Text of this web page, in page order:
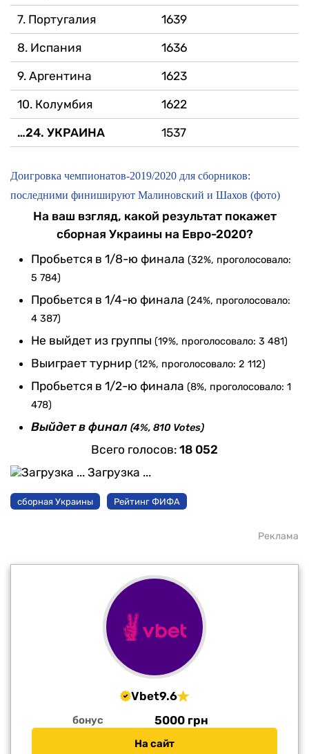
7. Португалия 1639
8. Испания 1636
9. Аргентина 1623
10. Колумбия 1622
…24. УКРАИНА 1537
Доигровка чемпионатов-2019/2020 для сборников:
последними финишируют Малиновский и Шахов (фото)
На ваш взгляд, какой результат покажет
сборная Украины на Евро-2020?
Пробьется в 1/8-ю финала (32%, проголосовало:
5 784)
Пробьется в 1/4-ю финала (24%, проголосовало:
4 387)
Не выйдет из группы (19%, проголосовало: 3 481)
Выиграет турнир (12%, проголосовало: 2 112)
Пробьется в 1/2-ю финала (8%, проголосовало: 1
478)
Выйдет в финал (4%, 810 Votes)
Всего голосов: 18 052
Загрузка ...
сборная Украины Рейтинг ФИФА
Реклама
Vbet9.6
бонус 5000 грн
На сайт